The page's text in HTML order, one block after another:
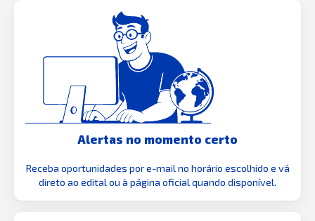
Alertas no momento certo
Receba oportunidades por e-mail no horário escolhido e vá
direto ao edital ou à página oficial quando disponível.